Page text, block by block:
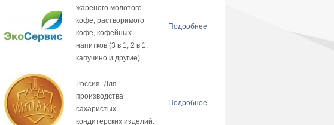
жареного молотого
кофе, растворимого
кофе, кофейных
напитков (3 в 1, 2 в 1,
капучино и другие).
Подробнее
Россия. Для
производства
сахаристых
кондитерских изделий.
Подробнее